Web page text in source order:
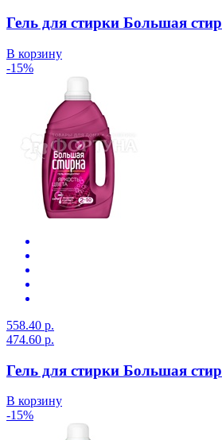
Гель для стирки Большая
В корзину
-15%
558.40 р.
474.60 р.
Гель для стирки Большая
В корзину
-15%